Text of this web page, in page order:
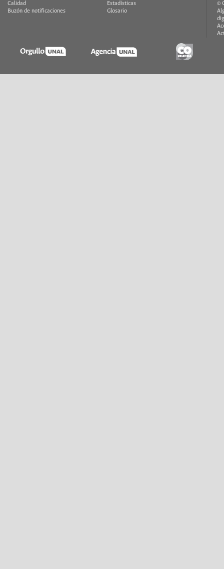
Calidad
Buzón de notificaciones
Estadísticas
Glosario
©